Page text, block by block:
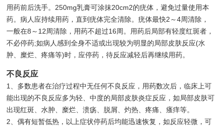
用药前后洗手。250mg乳膏可涂抹20cm2的疣体，避免过量使用本
药。病人应持续用药，直到疣体完全清除。疣体最快2～4周清除，
一般在8～12周清除，用药不超过16周。用药后局部有轻度红斑者，
不必停药;如病人感到全身不适或出现较为明显的局部皮肤反应(水
肿、糜烂、疼痛等)时，应停药，待反应减轻后再继续用药。
不良反应
1、多数患者在治疗过程中无任何不良反应，用药数次后，临床上可
能出现的不良反应多为轻、中度的局部皮肤炎症反应，如局部皮肤可
出现红斑、水肿、糜烂、溃疡、脱屑、灼热、疼痛、瘙痒等。
2、偶有短暂低热，以上症状停药后均能迅速恢复，如反应轻微，可